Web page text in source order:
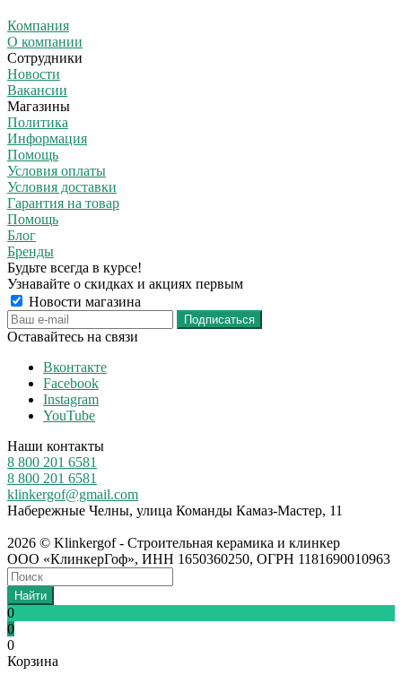
Компания
О компании
Сотрудники
Новости
Вакансии
Магазины
Политика
Информация
Помощь
Условия оплаты
Условия доставки
Гарантия на товар
Помощь
Блог
Бренды
Будьте всегда в курсе!
Узнавайте о скидках и акциях первым
Новости магазина
Оставайтесь на связи
Вконтакте
Facebook
Instagram
YouTube
Наши контакты
8 800 201 6581
8 800 201 6581
klinkergof@gmail.com
Набережные Челны, улица Команды Камаз-Мастер, 11
2026 © Klinkergof - Строительная керамика и клинкер
ООО «КлинкерГоф», ИНН 1650360250, ОГРН 1181690010963
Найти
0
0
0
Корзина